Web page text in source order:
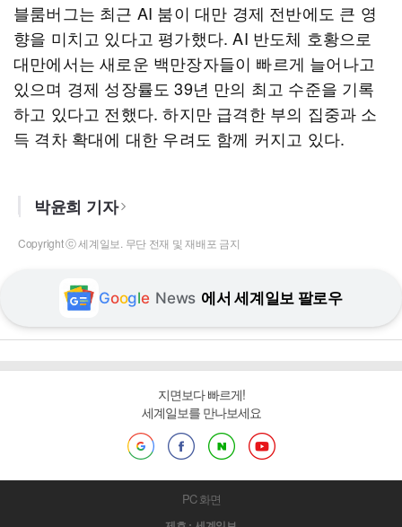
블룸버그는 최근 AI 붐이 대만 경제 전반에도 큰 영
향을 미치고 있다고 평가했다. AI 반도체 호황으로
대만에서는 새로운 백만장자들이 빠르게 늘어나고
있으며 경제 성장률도 39년 만의 최고 수준을 기록
하고 있다고 전했다. 하지만 급격한 부의 집중과 소
득 격차 확대에 대한 우려도 함께 커지고 있다.
박윤희 기자
Copyright ⓒ 세계일보. 무단 전재 및 재배포 금지
Google News 에서 세계일보 팔로우
지면보다 빠르게!
세계일보를 만나보세요
PC 화면